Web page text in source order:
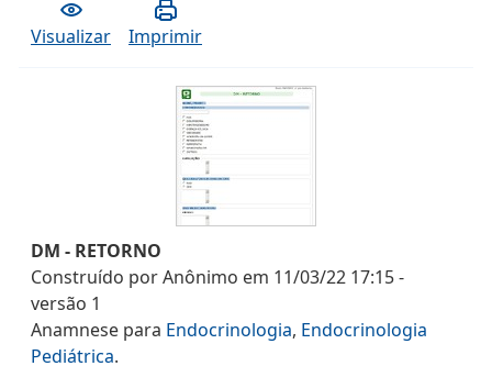
Visualizar Imprimir
DM - RETORNO
Construído porAnônimo em 11/03/22 17:15-
versão 1
Anamnese para Endocrinologia, Endocrinologia
Pediátrica.